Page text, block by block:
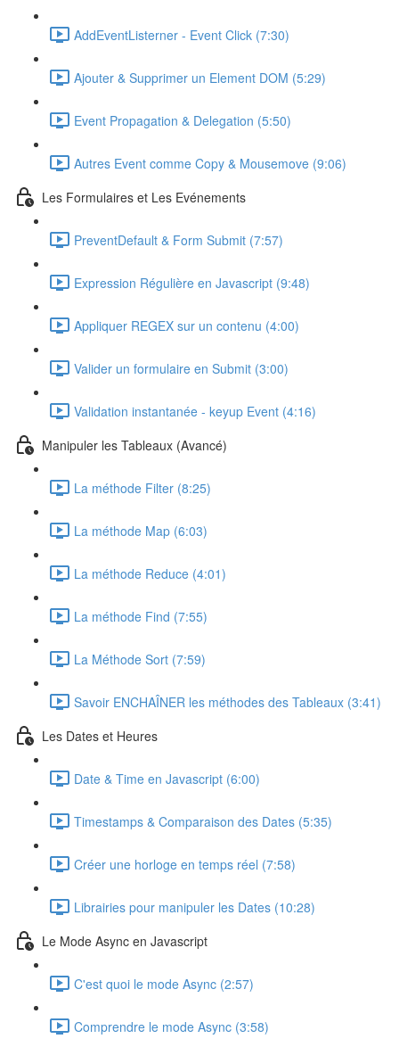
AddEventListerner - Event Click (7:30)
Ajouter & Supprimer un Element DOM (5:29)
Event Propagation & Delegation (5:50)
Autres Event comme Copy & Mousemove (9:06)
Les Formulaires et Les Evénements
PreventDefault & Form Submit (7:57)
Expression Régulière en Javascript (9:48)
Appliquer REGEX sur un contenu (4:00)
Valider un formulaire en Submit (3:00)
Validation instantanée - keyup Event (4:16)
Manipuler les Tableaux (Avancé)
La méthode Filter (8:25)
La méthode Map (6:03)
La méthode Reduce (4:01)
La méthode Find (7:55)
La Méthode Sort (7:59)
Savoir ENCHAÎNER les méthodes des Tableaux (3:41)
Les Dates et Heures
Date & Time en Javascript (6:00)
Timestamps & Comparaison des Dates (5:35)
Créer une horloge en temps réel (7:58)
Librairies pour manipuler les Dates (10:28)
Le Mode Async en Javascript
C'est quoi le mode Async (2:57)
Comprendre le mode Async (3:58)